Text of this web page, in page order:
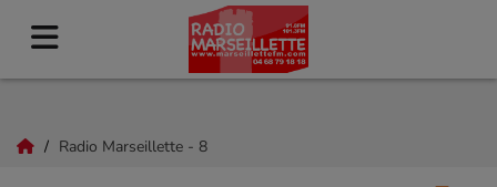
Radio Marseillette - 8